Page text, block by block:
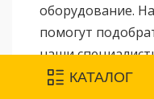
оборудование.
помогут
наши
КАТАЛОГ